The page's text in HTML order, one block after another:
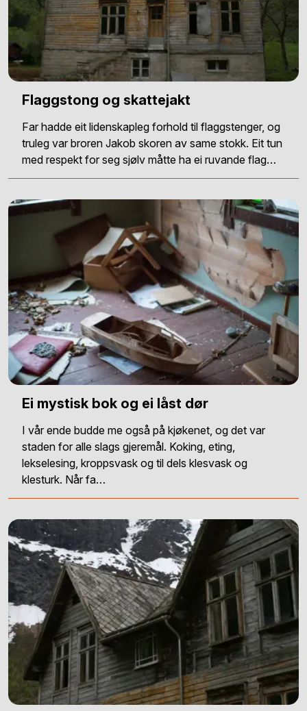
Flaggstong og skattejakt
Far hadde eit lidenskapleg forhold til flaggstenger, og
truleg var broren Jakob skoren av same stokk. Eit tun
med respekt for seg sjølv måtte ha ei ruvande flag…
Ei mystisk bok og ei låst dør
I vår ende budde me også på kjøkenet, og det var
staden for alle slags gjeremål. Koking, eting,
lekselesing, kroppsvask og til dels klesvask og
klesturk. Når fa…